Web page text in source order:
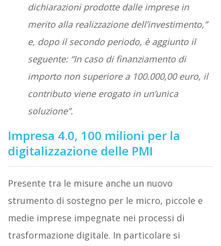
dichiarazioni prodotte dalle imprese in
merito alla realizzazione dell’investimento,”
e, dopo il secondo periodo, è aggiunto il
seguente: “In caso di finanziamento di
importo non superiore a 100.000,00 euro, il
contributo viene erogato in un’unica
soluzione”.
Impresa 4.0, 100 milioni per la
digitalizzazione delle PMI
Presente tra le misure anche un nuovo
strumento di sostegno per le micro, piccole e
medie imprese impegnate nei processi di
trasformazione digitale. In particolare si